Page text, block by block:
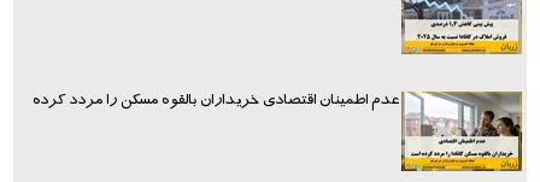
عدم اطمینان اقتصادی خریداران بالقوه مسکن را مردد کرده